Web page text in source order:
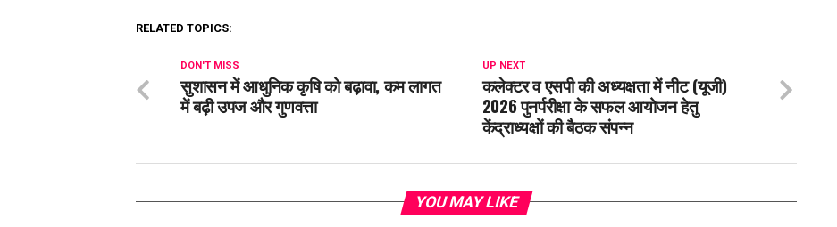
RELATED TOPICS:
UP NEXT
कलेक्टर व एसपी की अध्यक्षता में नीट (यूजी)
2026 पुनर्परीक्षा के सफल आयोजन हेतु
केंद्राध्यक्षों की बैठक संपन्न
DON'T MISS
सुशासन में आधुनिक कृषि को बढ़ावा, कम लागत
में बढ़ी उपज और गुणवत्ता
YOU MAY LIKE